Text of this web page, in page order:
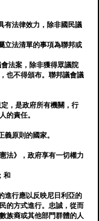
有法律效力，除非國民議
立法清單的事項為聯邦或
法案，除非獲得眾議院
也不得頒布。聯邦議會議
，是政府所有機關，行
的責任。
原則的國家。
法》，政府享有一切權力
和
進行應以反映尼日利亞的
的方式進行。忠誠，從而
族裔或其他部門群體的人